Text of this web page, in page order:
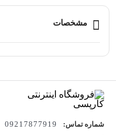
مشخصات
شماره تماس: 09217877919